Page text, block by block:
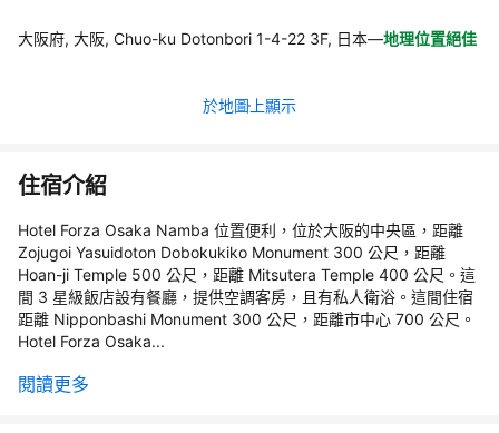
大阪府, 大阪, Chuo-ku Dotonbori 1-4-22 3F, 日本—地理位置絕佳
於地圖上顯示
住宿介紹
Hotel Forza Osaka Namba 位置便利，位於大阪的中央區，距離
Zojugoi Yasuidoton Dobokukiko Monument 300 公尺，距離
Hoan-ji Temple 500 公尺，距離 Mitsutera Temple 400 公尺。這
間 3 星級飯店設有餐廳，提供空調客房，且有私人衛浴。這間住宿
距離 Nipponbashi Monument 300 公尺，距離市中心 700 公尺。
Hotel Forza Osaka...
閱讀更多